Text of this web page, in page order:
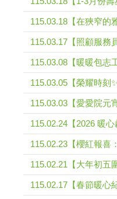
115.03.18【在狹窄
115.03.17【照顧服務
115.03.08【暖暖包志
115.03.05【榮耀時刻
115.03.03【愛愛院元
115.02.24【2026 暖
115.02.23【櫻紅報喜
115.02.21【大年初五
115.02.17【春節暖心